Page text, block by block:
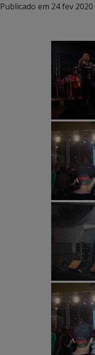
Publicado em 24 fev 2020